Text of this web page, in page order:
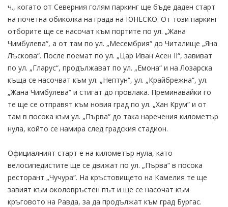
ч., когато от Северния голям паркинг ще бъде даден старт
на почетна обиколка на града на ЮНЕСКО. От този паркинг
отборите ще се насочат към портите по ул. „Жана
Чимбулева“, а от там по ул. „Месембрия“ до Читалище „Яна
Лъскова“. После поемат по ул. „Цар Иван Асен II“, завиват
по ул. „Гларус“, продължават по ул. „Емона“ и на Лозарска
къща се насочват към ул. „Нептун“, ул. „Крайбрежна“, ул.
„Жана Чимбулева“ и стигат до провлака. Преминавайки го
те ще се отправят към новия град по ул. „Хан Крум“ и от
там в посока към ул. „Първа“ до така наречения километър
нула, който се намира след градския стадион.
Официалният старт е на километър нула, като
велосипедистите ще се движат по ул. „Първа“ в посока
ресторант „Чучура“. На кръстовището на Камелия те ще
завият към околовръстен път и ще се насочат към
кръговото на Равда, за да продължат към град Бургас.